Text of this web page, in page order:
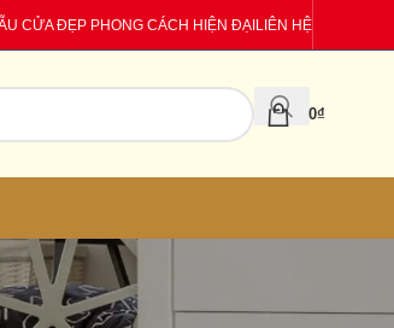
CỬA ĐẸP PHONG CÁCH HIỆN ĐẠILIÊN HỆ
0₫